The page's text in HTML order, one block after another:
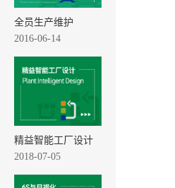
全员生产维护
2016-06-14
精益智能工厂设计
2018-07-05